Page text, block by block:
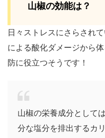
山椒の効能は？
日々ストレスにさらされ
による酸化ダメージから
防に役立つそうです！
山椒の栄養成分として
分な塩分を排出するカ